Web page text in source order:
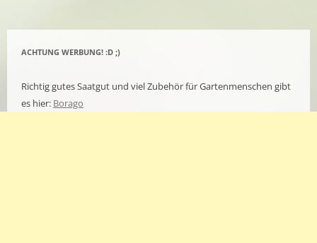
ACHTUNG WERBUNG! :D ;)
Richtig gutes Saatgut und viel Zubehör für Gartenmenschen gibt
es hier: Borago